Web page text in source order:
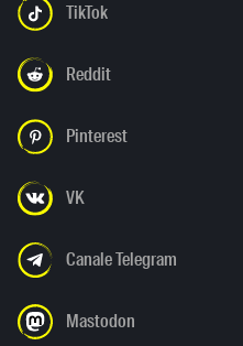
TikTok
Reddit
Pinterest
VK
Canale Telegram
Mastodon